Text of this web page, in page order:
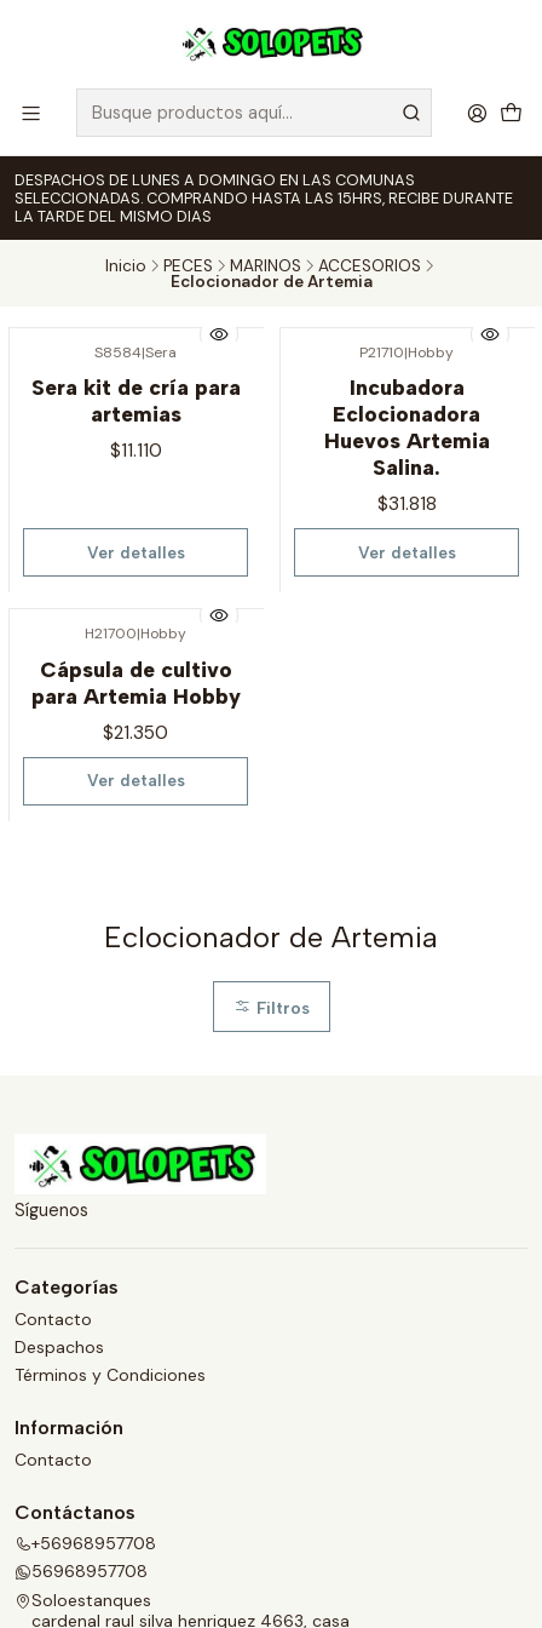
DESPACHOS DE LUNES A DOMINGO EN LAS COMUNAS
SELECCIONADAS. COMPRANDO HASTA LAS 15HRS, RECIBE DURANTE
LA TARDE DEL MISMO DIAS
Inicio PECES MARINOS ACCESORIOS
Eclocionador de Artemia
S8584|Sera
Sera kit de cría para
artemias
$11.110
Ver detalles
P21710|Hobby
Incubadora
Eclocionadora
Huevos Artemia
Salina.
$31.818
Ver detalles
H21700|Hobby
Cápsula de cultivo
para Artemia Hobby
$21.350
Ver detalles
Eclocionador de Artemia
Filtros
Síguenos
Categorías
Contacto
Despachos
Términos y Condiciones
Información
Contacto
Contáctanos
+56968957708
56968957708
Soloestanques
cardenal raul silva henriquez 4663, casa